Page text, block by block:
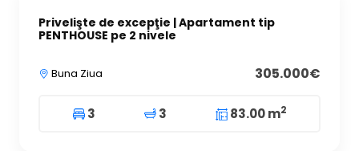
Privelişte de excepţie | Apartament tip
PENTHOUSE pe 2 nivele
Buna Ziua 305.000€
3 3 83.00 m2